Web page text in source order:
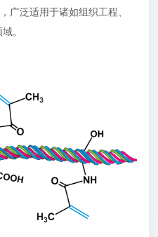
广泛适用于诸如组织工程、
。